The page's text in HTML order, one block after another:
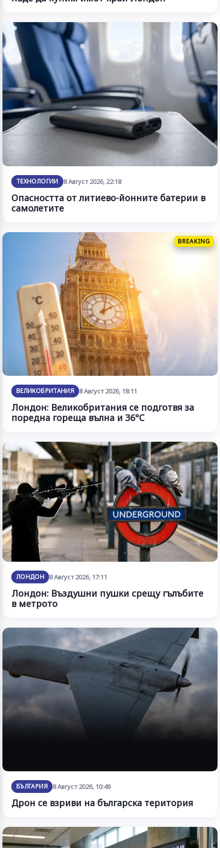
ТЕХНОЛОГИИ 8 Август 2026, 22:18
Опасността от литиево-йонните батерии в
самолетите
BREAKING
ВЕЛИКОБРИТАНИЯ 8 Август 2026, 18:11
Лондон: Великобритания се подготвя за
поредна гореща вълна и 36°C
ЛОНДОН 8 Август 2026, 17:11
Лондон: Въздушни пушки срещу гълъбите
в метрото
БЪЛГАРИЯ 8 Август 2026, 10:49
Дрон се взриви на българска територия